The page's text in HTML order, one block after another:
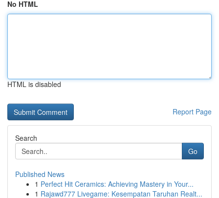
No HTML
HTML is disabled
Report Page
Search
Go
Published News
1 Perfect Hit Ceramics: Achieving Mastery in Your...
1 Rajawd777 Livegame: Kesempatan Taruhan Realt...